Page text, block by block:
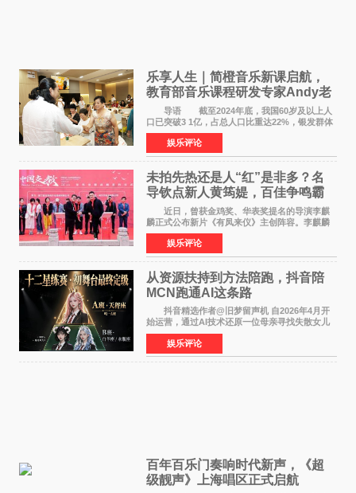
乐享人生｜简橙音乐新课启航，
教育部音乐课程研发专家Andy老
师重磅入驻领航银龄琴声
导语 截至2024年底，我国60岁及以上人
口已突破3 1亿，占总人口比重达22%，银发群体
的精神文化需求日益凸显。2024年1月，国务院办
公厅印发《关于发展银发经济增进老年人福祉的
意见》——这是
娱乐评论
未拍先热还是人“红”是非多？名
导钦点新人黄筠媞，百佳争鸣霸
气回应
近日，曾获金鸡奖、华表奖提名的导演李麒
麟正式公布新片《有凤来仪》主创阵容。李麒麟
早年凭电影《华容道》获得金鸡奖、华表奖提
名，此后长期参与国内外电影制作，其担任制片
人参与的作品亦曾
娱乐评论
从资源扶持到方法陪跑，抖音陪
MCN跑通AI这条路
抖音精选作者@旧梦留声机 自2026年4月开
始运营，通过AI技术还原一位母亲寻找失散女儿
的故事，凭借强情感表达获得大量用户关注，发
布仅21小时便获得超1亿曝光、超1000万互动。
此后，账号持续沿
娱乐评论
百年百乐门奏响时代新声，《超
级靓声》上海唱区正式启航